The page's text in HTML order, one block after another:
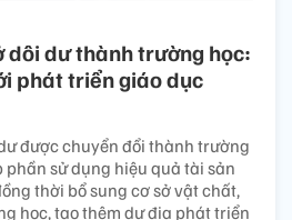
dôi dư thành trường học:
phát triển giáo dục
được chuyển đổi thành trường
phần sử dụng hiệu quả tài sản
thời bổ sung cơ sở vật chất,
học, tạo thêm dư địa phát triển